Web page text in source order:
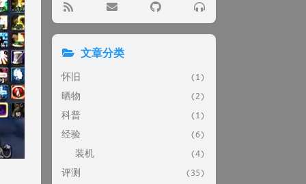
文章分类
怀旧
(1)
晒物
(2)
科普
(1)
经验
(6)
装机
(4)
评测
(35)